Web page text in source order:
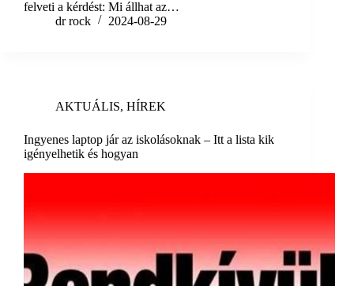
felveti a kérdést: Mi állhat az…
dr rock
2024-08-29
AKTUÁLIS, HÍREK
Ingyenes laptop jár az iskolásoknak – Itt a lista kik
igényelhetik és hogyan